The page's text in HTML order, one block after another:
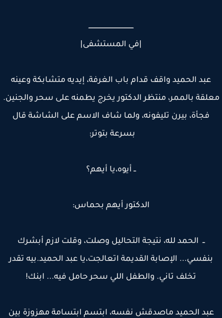
ـــــــــــــــــــــــــــــــــــــــــــــ
|في المستشفى|
عبد الحميد واقف قدام باب الغرفة، إيديه متشابكة وعينه
بالممر، منتظر الدكتور يخرج يطمنه على سحر والجنين.
فجأة، بيرن تليفونه، ولما شاف الاسم على الشاشة قال
بسرعة بتوتر:
ــ أيوه،يا أيهم؟
الدكتور أيهم بحماس:
ــ الحمد لله، نتيجة التحاليل وصلت، وقلت لازم أبشرك
بنفسي... الإصابة القديمة اتعالجت،يا عبد الحميد.بيه تقدر
تخلف تاني. والطفل اللي سحر حامل فيه... ابنك!
الحميد ماصدقش نفسه، ابتسم ابتسامة مهزوزة بين